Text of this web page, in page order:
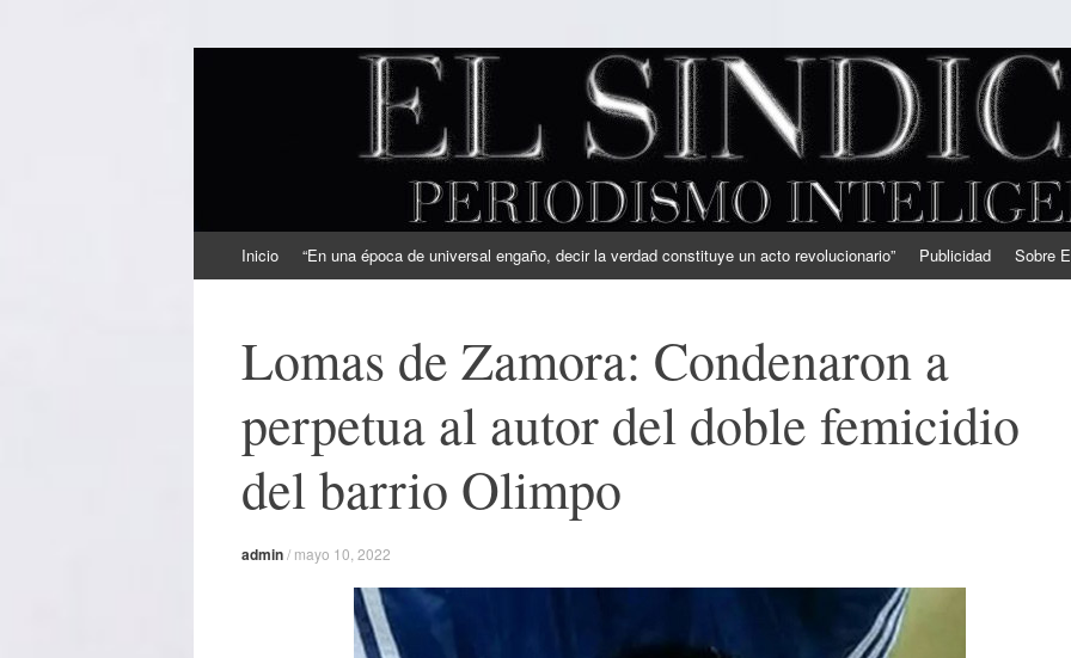
EL SINDICAL
Periodismo Inteligente
al
Inicio “En una época de universal engaño, decir la verdad constituye un acto revolucionario” Publicidad Sobre
Lomas de Zamora: Condenaron a
perpetua al autor del doble femicidio
del barrio Olimpo
admin/ mayo 10, 2022